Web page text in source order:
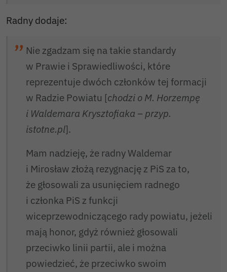
Radny dodaje:
Nie zgadzam się na takie standardy
w Prawie i Sprawiedliwości, które
reprezentuje dwóch członków tej formacji
w Radzie Powiatu [chodzi o M. Horzempę
i Waldemara Krysztofiaka – przyp.
istotne.pl].
Mam nadzieję, że radny Waldemar
i Mirosław złożą rezygnację z PiS za to,
że głosowali za usunięciem radnego
i członka PiS z funkcji
wiceprzewodniczącego rady powiatu, jeżeli
mają honor, gdyż również głosowali
przeciwko linii partii, ale i można
powiedzieć, że przeciwko swoim